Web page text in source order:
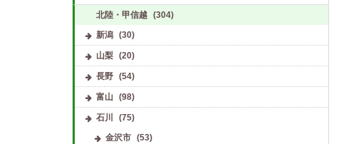
北陸・甲信越 (304)
新潟 (30)
山梨 (20)
長野 (54)
富山 (98)
石川
(75)
金沢市
(53)